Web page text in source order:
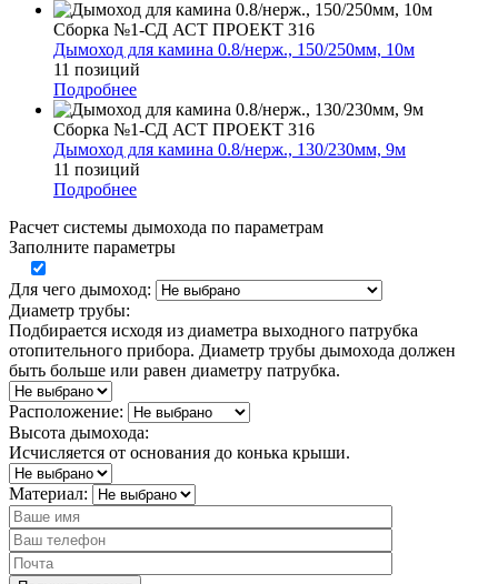
Сборка №1-СД АСТ ПРОЕКТ 316
Дымоход для камина 0.8/нерж., 150/250мм, 10м
11 позиций
Подробнее
Сборка №1-СД АСТ ПРОЕКТ 316
Дымоход для камина 0.8/нерж., 130/230мм, 9м
11 позиций
Подробнее
Расчет системы дымохода по параметрам
Заполните параметры
Для чего дымоход:
Диаметр трубы:
Подбирается исходя из диаметра выходного патрубка
отопительного прибора. Диаметр трубы дымохода должен
быть больше или равен диаметру патрубка.
Расположение:
Высота дымохода:
Исчисляется от основания до конька крыши.
Материал: